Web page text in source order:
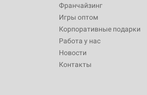
Франчайзинг
Игры оптом
Корпоративные подарки
Работа у нас
Новости
Контакты